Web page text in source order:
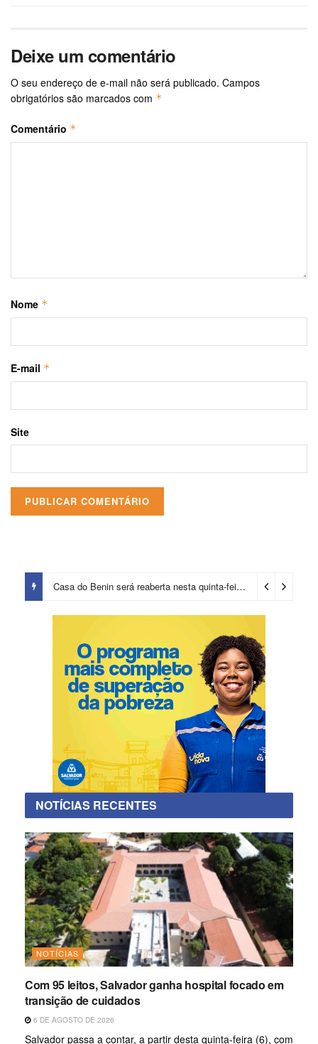
Deixe um comentário
O seu endereço de e-mail não será publicado. Campos
obrigatórios são marcados com *
Comentário *
Nome *
E-mail *
Site
Casa do Benin será reaberta nesta quinta-feira (6) 2 dias ago
NOTÍCIAS RECENTES
NOTÍCIAS
Com 95 leitos, Salvador ganha hospital focado em
transição de cuidados
6 DE AGOSTO DE 2026
Salvador passa a contar, a partir desta quinta-feira (6), com